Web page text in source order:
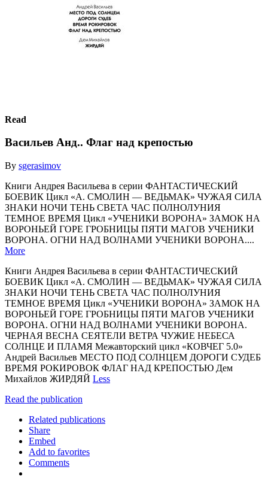
Read
Васильев Анд.. Флаг над крепостью
By sgerasimov
Книги Андрея Васильева в серии ФАНТАСТИЧЕСКИЙ
БОЕВИК Цикл «А. СМОЛИН — ВЕДЬМАК» ЧУЖАЯ СИЛА
ЗНАКИ НОЧИ ТЕНЬ СВЕТА ЧАС ПОЛНОЛУНИЯ
ТЕМНОЕ ВРЕМЯ Цикл «УЧЕНИКИ ВОРОНА» ЗАМОК НА
ВОРОНЬЕЙ ГОРЕ ГРОБНИЦЫ ПЯТИ МАГОВ УЧЕНИКИ
ВОРОНА. ОГНИ НАД ВОЛНАМИ УЧЕНИКИ ВОРОНА....
More
Книги Андрея Васильева в серии ФАНТАСТИЧЕСКИЙ
БОЕВИК Цикл «А. СМОЛИН — ВЕДЬМАК» ЧУЖАЯ СИЛА
ЗНАКИ НОЧИ ТЕНЬ СВЕТА ЧАС ПОЛНОЛУНИЯ
ТЕМНОЕ ВРЕМЯ Цикл «УЧЕНИКИ ВОРОНА» ЗАМОК НА
ВОРОНЬЕЙ ГОРЕ ГРОБНИЦЫ ПЯТИ МАГОВ УЧЕНИКИ
ВОРОНА. ОГНИ НАД ВОЛНАМИ УЧЕНИКИ ВОРОНА.
ЧЕРНАЯ ВЕСНА СЕЯТЕЛИ ВЕТРА ЧУЖИЕ НЕБЕСА
СОЛНЦЕ И ПЛАМЯ Межавторский цикл «КОВЧЕГ 5.0»
Андрей Васильев МЕСТО ПОД СОЛНЦЕМ ДОРОГИ СУДЕБ
ВРЕМЯ РОКИРОВОК ФЛАГ НАД КРЕПОСТЬЮ Дем
Михайлов ЖИРДЯЙ Less
Read the publication
Related publications
Share
Embed
Add to favorites
Comments